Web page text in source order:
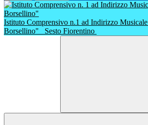
Istituto Comprensivo n.1 ad Indirizzo Musicale
Borsellino"
Sesto Fiorentino